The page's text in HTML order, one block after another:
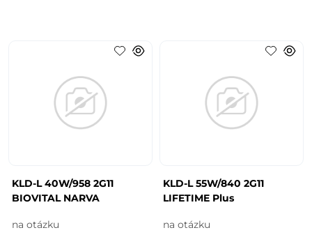
KLD-L 40W/958 2G11
BIOVITAL NARVA
na otázku
KLD-L 55W/840 2G11
LIFETIME Plus
na otázku